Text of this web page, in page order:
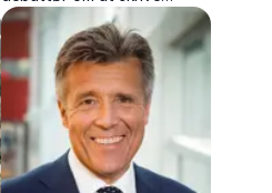
samtidskrimier om
samfundskonflikter